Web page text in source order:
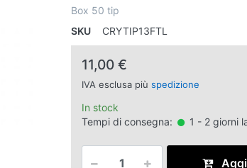
Box 50 tip
SKU
CRYTIP13FTL
11,00 €
IVA esclusa più spedizione
In stock
Tempi di consegna:
1 - 2 giorni